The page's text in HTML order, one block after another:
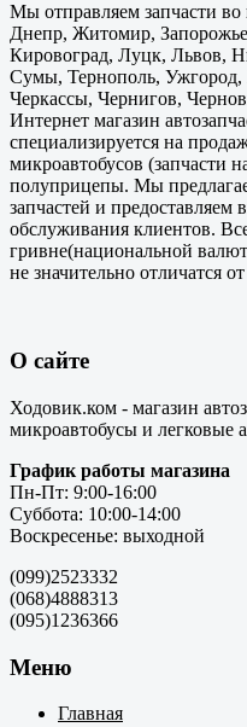
Мы отправляем запчасти
Днепр, Житомир,
Кировоград, Луцк, Львов,
Сумы, Тернополь,
Черкассы, Чернигов,
Интернет магазин
специализируется на
микроавтобусов (запчасти
полуприцепы. Мы
запчастей и предоставляем
обслуживания клиентов.
гривне(национальной
не значительно отличатся
О сайте
Ходовик.ком - магазин
микроавтобусы и легковые
График работы магазина
Пн-Пт: 9:00-16:00
Суббота: 10:00-14:00
Воскресенье: выходной
(099)2523332
(068)4888313
(095)1236366
Меню
Главная